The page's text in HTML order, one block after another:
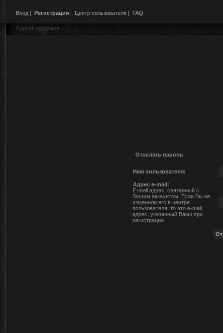
Вход | Регистрация | Центр пользователя | FAQ
Список форумов
Отослать пароль
Имя пользователя:
Адрес e-mail:
E-mail адрес, связанный с
Вашим аккаунтом. Если Вы не
изменили его в центре
пользователя, то это e-mail
адрес, указанный Вами при
регистрации.